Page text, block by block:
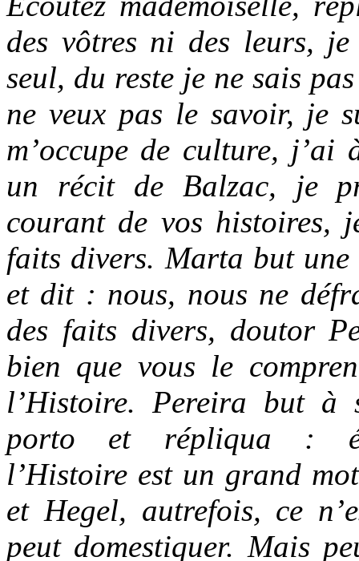
des vôtres ni des leurs,
seul, du reste je ne sais
ne veux pas le savoir, je
m’occupe de culture,
un récit de Balzac, je
courant de vos histoires,
faits divers. Marta but
et dit : nous, nous ne
des faits divers, doutor
bien que vous le
l’Histoire. Pereira but à
porto et répliqua :
l’Histoire est un grand
et Hegel, autrefois, ce
peut domestiquer. Mais